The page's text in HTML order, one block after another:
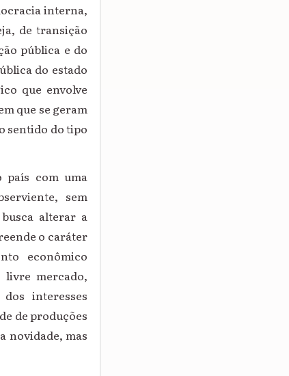
interna,
de transição
pública e do
do estado
que envolve
que se geram
sentido do tipo
país com uma
sem
alterar a
o caráter
econômico
livre mercado,
interesses
de produções
novidade, mas